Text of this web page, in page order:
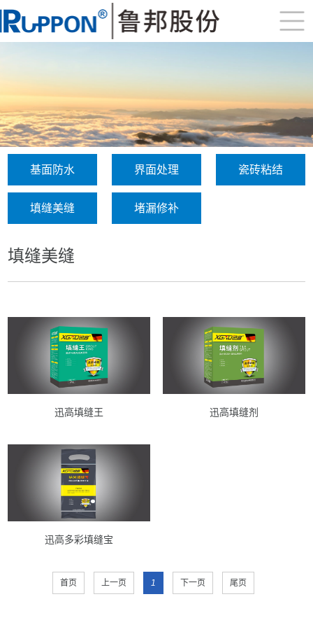
基面防水 界面处理 瓷砖粘结
填缝美缝 堵漏修补
填缝美缝
迅高填缝王 迅高填缝剂
迅高多彩填缝宝
首页 上一页 1 下一页 尾页